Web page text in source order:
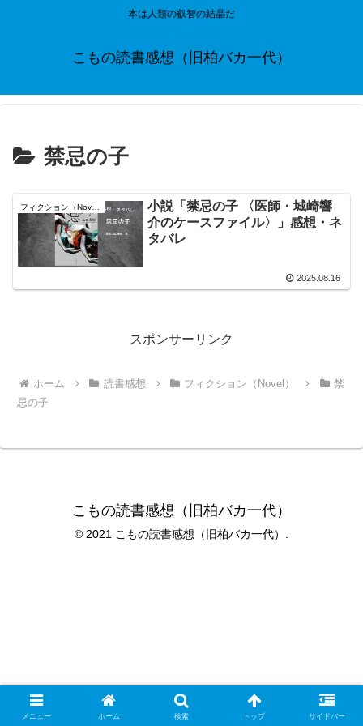
本は人類の叡智の結晶だ
こもの読書感想（旧柏バカ一代）
禁忌の子
フィクション（Novel）
小説「禁忌の子 〈医師・城崎響
介のケースファイル〉」感想・ネ
タバレ
2025.08.16
スポンサーリンク
ホーム 読書感想 フィクション（Novel）
禁
忌の子
こもの読書感想（旧柏バカ一代）
© 2021 こもの読書感想（旧柏バカ一代）.
メニュー ホーム 検索 トップ サイドバー